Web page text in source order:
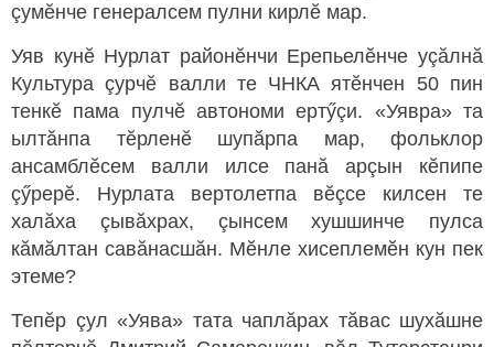
çумӗнче генералсем пулни кирлӗ мар.
Уяв кунӗ Нурлат районӗнчи Ерепьелӗнче уçăлнă
Культура çурчӗ валли те ЧНКА ятӗнчен 50 пин
тенкӗ пама пулчӗ автономи ертӳçи. «Уявра» та
ылтăнпа тӗрленӗ шупăрпа мар, фольклор
ансамблӗсем валли илсе панă арçын кӗпипе
çӳрерӗ. Нурлата вертолетпа вӗçсе килсен те
халăха çывăхрах, çынсем хушшинче пулса
кăмăлтан савăнасшăн. Мӗнле хисеплемӗн кун пек
этеме?
Тепӗр çул «Уява» тата чаплăрах тăвас шухăшне